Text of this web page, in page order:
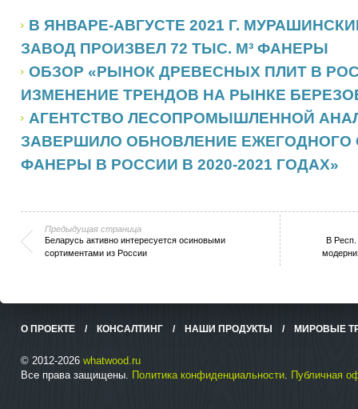
В ЯНВАРЕ-АВГУСТЕ 2021 Г.
ЗАВОД ПРОИЗВЕЛ 72 ТЫС. М³ ФАНЕРЫ
ОБЗОР «РЫНОК ДРЕВЕСНЫХ ПЛИТ В
ИЗМЕНЕНИЕ ТРЕНДОВ НА РЫНКЕ
АГЕНТСТВО ЛЕСОПРОМЫШЛЕННОЙ
ЗАВЕРШИЛО ОБНОВЛЕНИЕ ЕЖЕГОДНОГО
ФАНЕРЫ В РОССИИ В 2020-2021 ГОДАХ»
Предыдущая страница
Беларусь активно интересуется осиновыми
сортиментами из России
В Респ.
О ПРОЕКТЕ / КОНСАЛТИНГ / НАШИ ПРОДУКТЫ / МИРОВЫЕ
© 2012-2026 whatwood.ru
Все права защищены. Политика конфиденциальности. Публичная